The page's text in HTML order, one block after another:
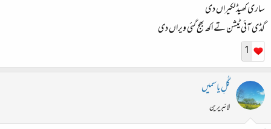
ساری کھیڈ لکیراں دی
گڈی آئی ٹیشن تے اکھ بھج گئی ویراں دی
1
گُلِ یاسمیں
لائبریرین